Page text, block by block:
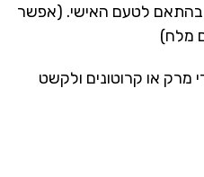
בהתאם לטעם האישי. (אפשר
מלח)
מרק או קרוטונים ולקשט